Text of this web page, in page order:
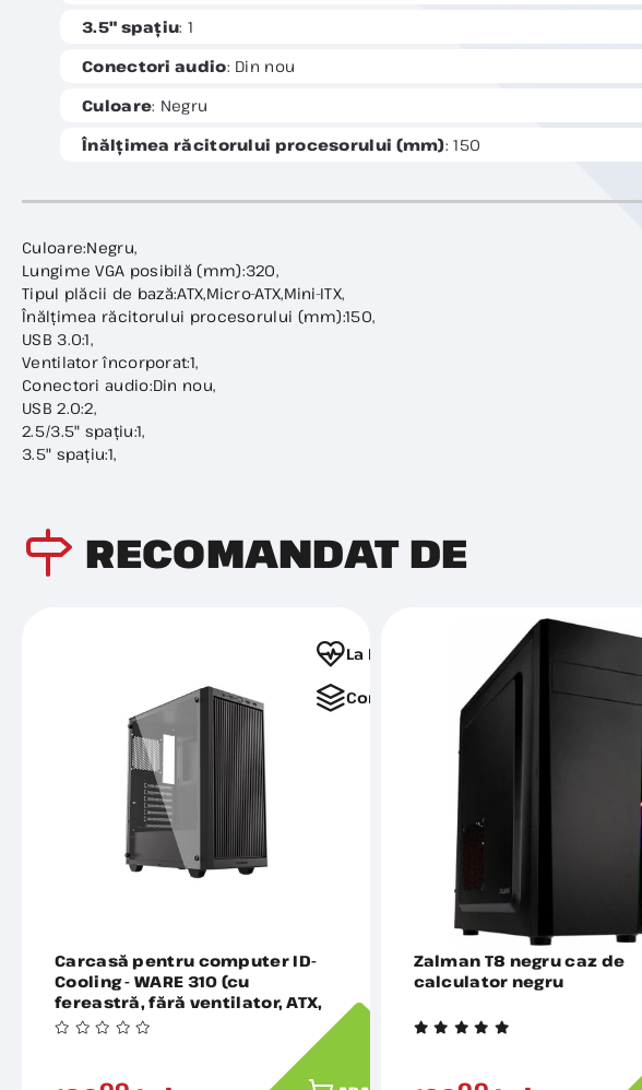
3.5" spațiu: 1
Conectori audio: Din nou
Culoare: Negru
Înălțimea răcitorului procesorului (mm): 150
Culoare:Negru,
Lungime VGA posibilă (mm):320,
Tipul plăcii de bază:ATX,Micro-ATX,Mini-ITX,
Înălțimea răcitorului procesorului (mm):150,
USB 3.0:1,
Ventilator încorporat:1,
Conectori audio:Din nou,
USB 2.0:2,
2.5/3.5" spațiu:1,
3.5" spațiu:1,
RECOMANDAT DE
La Favorite
Comparați
Carcasă pentru computer ID-
Cooling - WARE 310 (cu
fereastră, fără ventilator, ATX,
USB 3.0, 1xUSB-C, 1xUSB 2.0,
Zalman T8 negru caz de
calculator negru